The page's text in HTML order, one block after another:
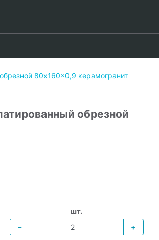
80x160x0,9 керамогранит
обрезной
шт.
−
+